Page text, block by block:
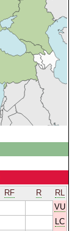
RF R
RL
VU
LC